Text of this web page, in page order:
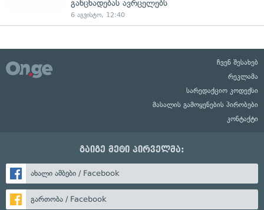
განცხადებას ავრცელებს
6 აგვისტო, 12:40
ჩვენ შესახებ
რეკლამა
სარედაქციო კოდექსი
მასალის გამოყენების პირობები
კონტაქტი
გაიგე მეტი პირველმა:
ახალი ამბები / Facebook
გართობა / Facebook